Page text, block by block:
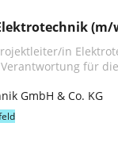
(m/
in
für
GmbH & Co. KG